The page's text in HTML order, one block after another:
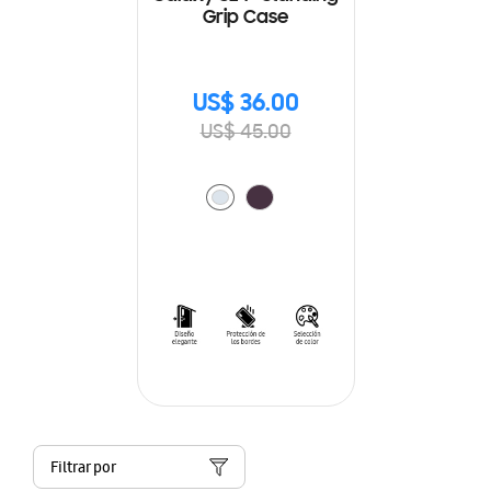
Grip Case
US$ 36.00
US$ 45.00
Filtrar por